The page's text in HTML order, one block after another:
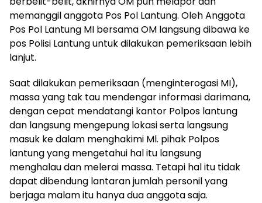
memanggil anggota Pos Pol Lantung. Oleh Anggota
Pos Pol Lantung MI bersama OM langsung dibawa ke
pos Polisi Lantung untuk dilakukan pemeriksaan lebih
lanjut.
Saat dilakukan pemeriksaan (menginterogasi MI),
massa yang tak tau mendengar informasi darimana,
dengan cepat mendatangi kantor Polpos lantung
dan langsung mengepung lokasi serta langsung
masuk ke dalam menghakimi Ml. pihak Polpos
lantung yang mengetahui hal itu langsung
menghalau dan melerai massa. Tetapi hal itu tidak
dapat dibendung lantaran jumlah personil yang
berjaga malam itu hanya dua anggota saja.